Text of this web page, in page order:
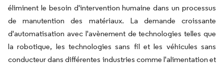
éliminent le besoin d'intervention humaine dans un processus
de manutention des matériaux. La demande croissante
d'automatisation avec l'avènement de technologies telles que
la robotique, les technologies sans fil et les véhicules sans
conducteur dans différentes industries comme l'alimentation et